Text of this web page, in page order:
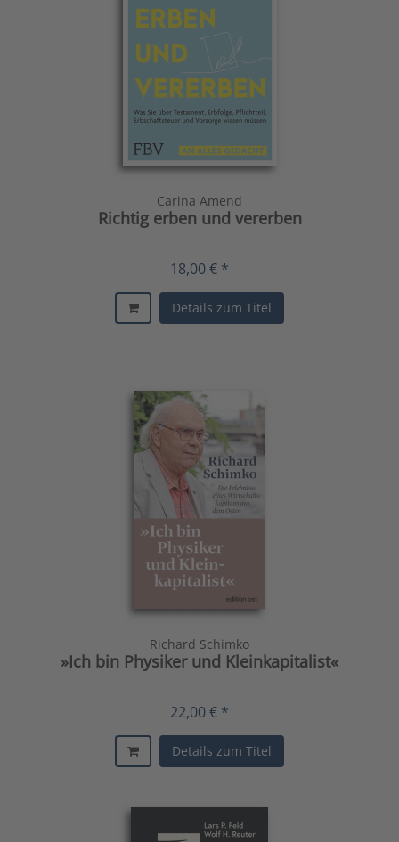
Carina Amend
Richtig erben und vererben
18,00 € *
Details zum Titel
Richard Schimko
»Ich bin Physiker und Kleinkapitalist«
22,00 € *
Details zum Titel